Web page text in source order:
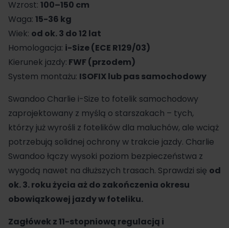
Wzrost: 100–150 cm
Waga: 15-36 kg
Wiek: od ok. 3 do 12 lat
Homologacja: i-Size (ECE R129/03)
Kierunek jazdy: FWF (przodem)
System montażu: ISOFIX lub pas samochodowy
Swandoo Charlie i-Size to fotelik samochodowy
zaprojektowany z myślą o starszakach – tych,
którzy już wyrośli z fotelików dla maluchów, ale wciąż
potrzebują solidnej ochrony w trakcie jazdy. Charlie
Swandoo łączy wysoki poziom bezpieczeństwa z
wygodą nawet na dłuższych trasach. Sprawdzi się od
ok. 3. roku życia aż do zakończenia okresu
obowiązkowej jazdy w foteliku.
Zagłówek z 11-stopniową regulacją i